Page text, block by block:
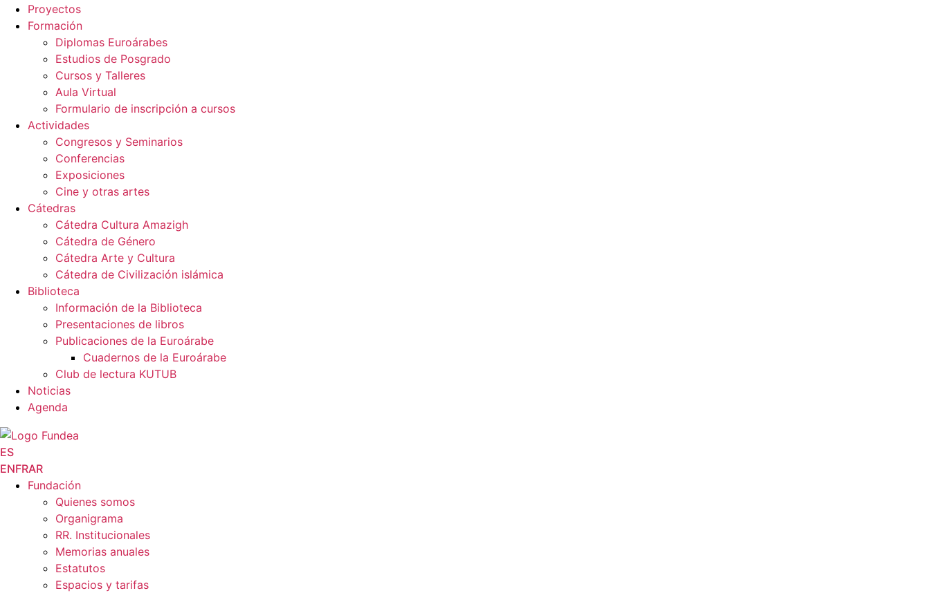
Proyectos
Formación
Diplomas Euroárabes
Estudios de Posgrado
Cursos y Talleres
Aula Virtual
Formulario de inscripción a cursos
Actividades
Congresos y Seminarios
Conferencias
Exposiciones
Cine y otras artes
Cátedras
Cátedra Cultura Amazigh
Cátedra de Género
Cátedra Arte y Cultura
Cátedra de Civilización islámica
Biblioteca
Información de la Biblioteca
Presentaciones de libros
Publicaciones de la Euroárabe
Cuadernos de la Euroárabe
Club de lectura KUTUB
Noticias
Agenda
ES
ENFRAR
Fundación
Quienes somos
Organigrama
RR. Institucionales
Memorias anuales
Estatutos
Espacios y tarifas